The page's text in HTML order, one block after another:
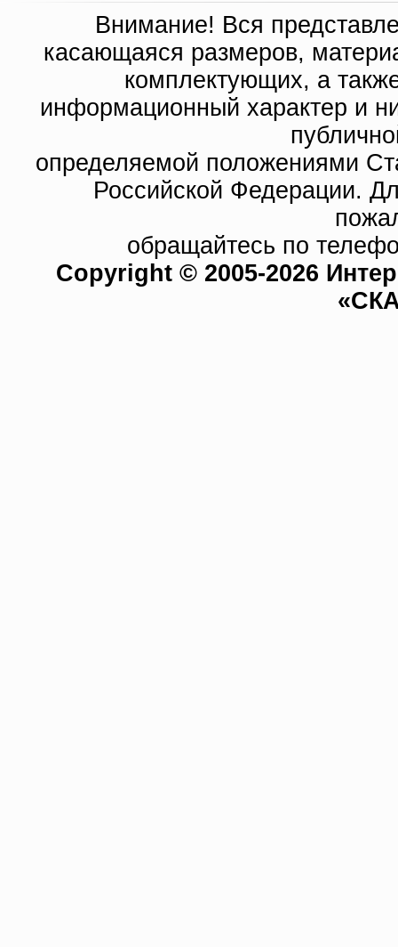
Внимание! Вся
касающаяся размеров,
комплектующих, а
информационный характер и
определяемой положениями
Российской Федерации.
обращайтесь по
Copyright © 2005-2026